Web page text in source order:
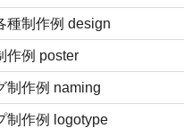
種制作例 design
作例 poster
制作例 naming
制作例 logotype